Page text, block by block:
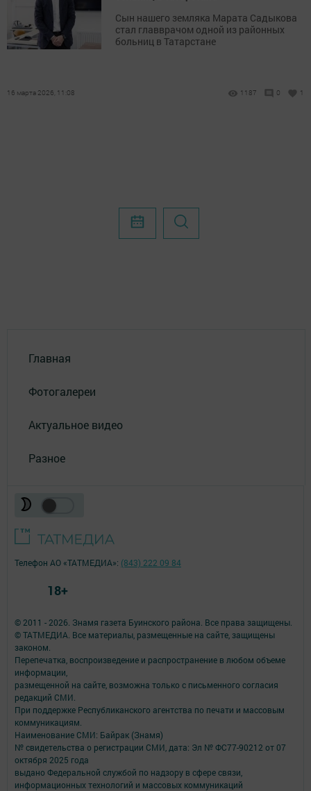
Сын нашего земляка Марата Садыкова
стал главврачом одной из районных
больниц в Татарстане
16 марта 2026, 11:08 1187 0 1
Главная
Фотогалереи
Актуальное видео
Разное
© 2011 - 2026. Знамя газета Буинского района. Все права защищены.
© ТАТМЕДИА. Все материалы, размещенные на сайте, защищены
законом.
Перепечатка, воспроизведение и распространение в любом объеме
информации,
размещенной на сайте, возможна только с письменного согласия
редакций СМИ.
При поддержке Республиканского агентства по печати и массовым
коммуникациям.
Наименование СМИ: Байрак (Знамя)
№ свидетельства о регистрации СМИ, дата: Эл № ФС77-90212 от 07
октября 2025 года
выдано Федеральной службой по надзору в сфере связи,
информационных технологий и массовых коммуникаций
Телефон АО «ТАТМЕДИА»: (843) 222 09 84
18+